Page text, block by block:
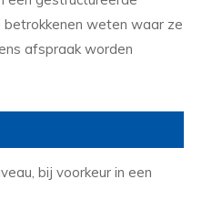
weten waar ze
afspraak worden
bij voorkeur in een